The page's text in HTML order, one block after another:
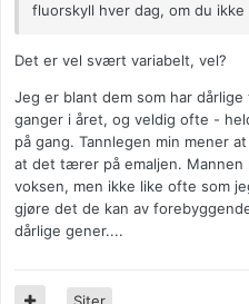
fluorskyll hver dag, om du
Det er vel svært variabelt, vel?
Jeg er blant dem som har
ganger i året, og veldig ofte -
på gang. Tannlegen min mener
at det tærer på emaljen. Mannen
voksen, men ikke like ofte som
gjøre det de kan av
dårlige gener....
Siter